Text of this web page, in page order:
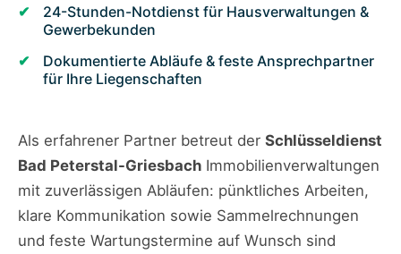
24-Stunden-Notdienst für Hausverwaltungen &
Gewerbekunden
Dokumentierte Abläufe & feste Ansprechpartner
für Ihre Liegenschaften
Als erfahrener Partner betreut der Schlüsseldienst
Bad Peterstal-Griesbach Immobilienverwaltungen
mit zuverlässigen Abläufen: pünktliches Arbeiten,
klare Kommunikation sowie Sammelrechnungen
und feste Wartungstermine auf Wunsch sind